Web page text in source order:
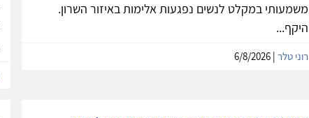
משמעותי במקלט לנשים נפגעות אלימות באיזור השרון.
היקף...
רוני טלר| 6/8/2026